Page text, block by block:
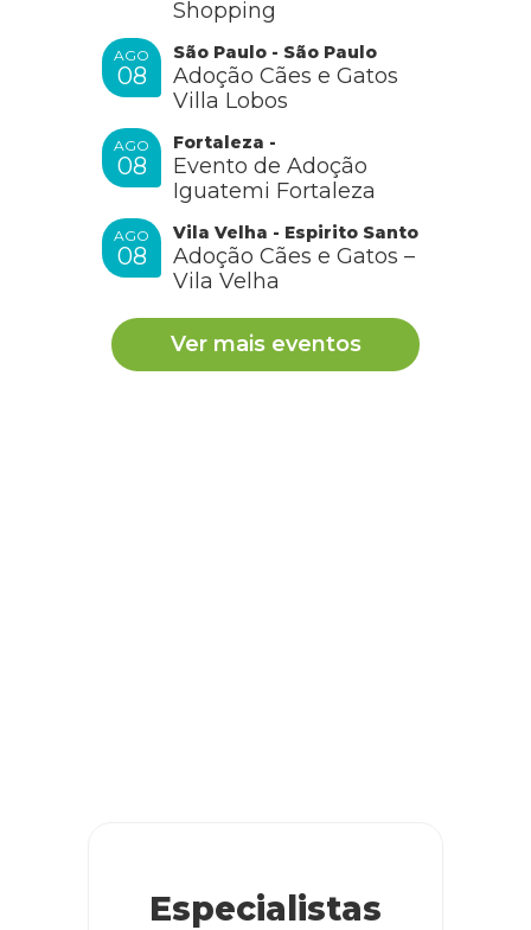
Shopping
AGO
08
São Paulo - São Paulo
Adoção Cães e Gatos
Villa Lobos
AGO
08
Fortaleza -
Evento de Adoção
Iguatemi Fortaleza
AGO
08
Vila Velha - Espirito Santo
Adoção Cães e Gatos –
Vila Velha
Ver mais eventos
Especialistas